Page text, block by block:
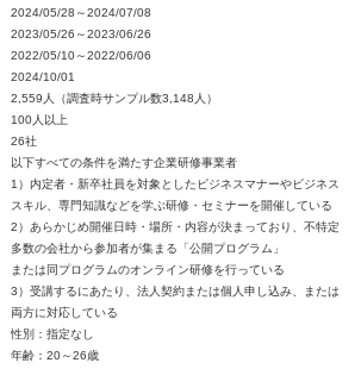
2024/05/28～2024/07/08
2023/05/26～2023/06/26
2022/05/10～2022/06/06
2024/10/01
2,559人（調査時サンプル数3,148人）
100人以上
26社
以下すべての条件を満たす企業研修事業者
1）内定者・新卒社員を対象としたビジネスマナーやビジネス
スキル、専門知識などを学ぶ研修・セミナーを開催している
2）あらかじめ開催日時・場所・内容が決まっており、不特定
多数の会社から参加者が集まる「公開プログラム」
または同プログラムのオンライン研修を行っている
3）受講するにあたり、法人契約または個人申し込み、または
両方に対応している
性別：指定なし
年齢：20～26歳